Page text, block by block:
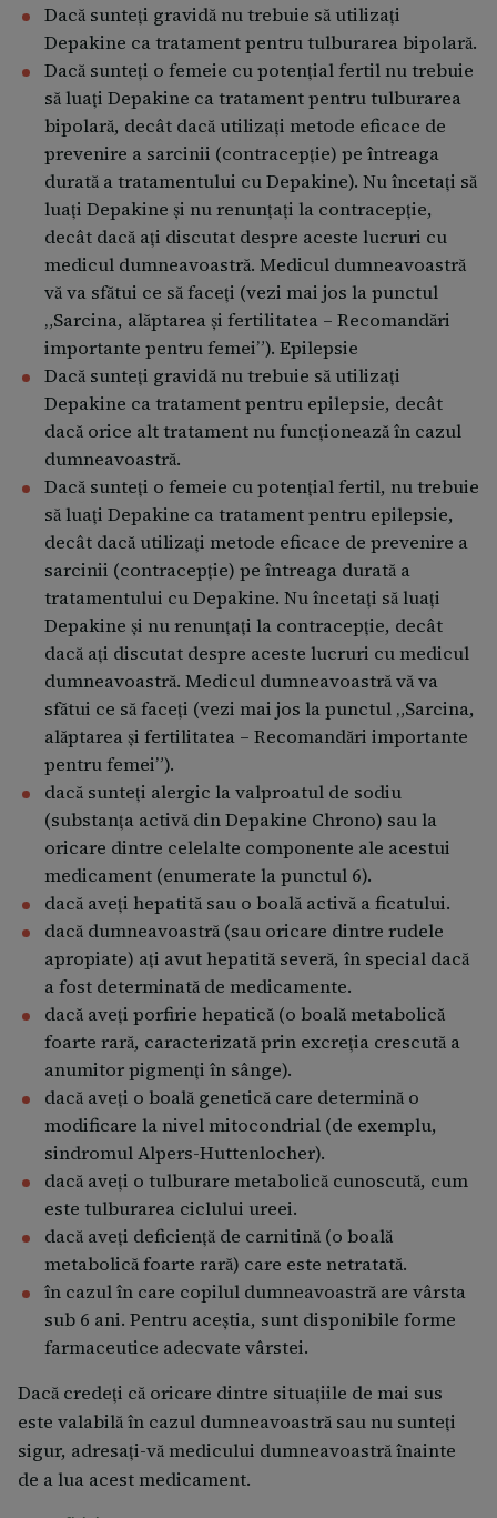
necesară modificarea dozei recomandate pentru
dumneavoastră.
Doza este stabilită de către medic, în mod individual,
pentru fiecare pacient în parte.
Epilepsie Doza uzuală zilnică recomandată poate
varia în funcţie de vârstă, greutate şi severitatea
convulsiilor. Doza uzuală recomandată la adulţi este
de 20-30 mg valproat de sodiu/kg şi zi. La majoritatea
pacienţilor, aceasta corespunde la 4-10 comprimate
cu eliberare prelungită Depakine Chrono 300 mg,
administrată divizat în 1-2 prize zilnice. Episodul
maniacal Doza zilnică trebuie stabilită şi controlată în
mod individual de către medicul dumneavoastră.
Doza iniţială Doza iniţială zilnică recomandată este de
750 mg. Doza medie zilnică Dozele zilnice
recomandate sunt cuprinse, de obicei, între 1000 mg
şi 2000 mg.
Pacienți cu afecțiuni ale rinichilor Medicul
dumneavoastră poate decide să vă ajusteze doza.
Utilizarea la copii De asemenea, comprimatele cu
eliberare prelungită pot fi administrate la copii cu
vârsta de minim 6 ani. Doza uzuală recomandată la
copii cu vârsta de minim 6 ani este de aproximativ 30
mg valproat de sodiu/kg şi zi.
Comprimatul cu eliberare prelungită poate fi divizat
în doze egale, dar nu trebuie mestecat sau sfărâmat.
Nu trebuie să întrerupeţi tratamentul fără să discutaţi
cu medicul dumneavoastră. Altfel, boala
dumneavoastră se poate agrava.
Luaţi Depakine Chrono atât timp cât v-a recomandat
medicul dumneavoastră.
Instrucţiuni pentru utilizare Comprimatele cu
eliberare prelungită sunt disponibile în flacoane, iar
în compartimentul mic de la nivelul capacului se pot
păstra jumătăţile de comprimat. Deoarece
comprimatele cu eliberare prelungită se degradează
la umiditate, flaconul are un capac care trebuie
menţinut bine închis.
Dacă luaţi mai mult Depakine Chrono decât trebuie O
doză mai mare decât cea recomandată de Depakine
Chrono poate fi periculoasă. Dacă aţi luat prea mult
din acest medicament, adresaţi-vă imediat medicului
urgenţă al celui mai apropiat spital.
Dacă uitaţi să luaţi Depakine Chrono Nu luaţi o doză
dublă pentru a compensa doza uitată. Continuaţi să
Dacă sunteți gravidă nu trebuie să utilizați
Depakine ca tratament pentru tulburarea bipolară.
Dacă sunteți o femeie cu potențial fertil nu trebuie
să luați Depakine ca tratament pentru tulburarea
bipolară, decât dacă utilizați metode eficace de
prevenire a sarcinii (contracepție) pe întreaga
durată a tratamentului cu Depakine). Nu încetați să
luați Depakine și nu renunțați la contracepție,
decât dacă ați discutat despre aceste lucruri cu
medicul dumneavoastră. Medicul dumneavoastră
vă va sfătui ce să faceți (vezi mai jos la punctul
„Sarcina, alăptarea și fertilitatea – Recomandări
importante pentru femei”). Epilepsie
Dacă sunteți gravidă nu trebuie să utilizați
Depakine ca tratament pentru epilepsie, decât
dacă orice alt tratament nu funcționează în cazul
dumneavoastră.
Dacă sunteți o femeie cu potențial fertil, nu trebuie
să luați Depakine ca tratament pentru epilepsie,
decât dacă utilizați metode eficace de prevenire a
sarcinii (contracepție) pe întreaga durată a
tratamentului cu Depakine. Nu încetați să luați
Depakine și nu renunțați la contracepție, decât
dacă ați discutat despre aceste lucruri cu medicul
dumneavoastră. Medicul dumneavoastră vă va
sfătui ce să faceți (vezi mai jos la punctul „Sarcina,
alăptarea și fertilitatea – Recomandări importante
pentru femei”).
dacă sunteţi alergic la valproatul de sodiu
(substanţa activă din Depakine Chrono) sau la
oricare dintre celelalte componente ale acestui
medicament (enumerate la punctul 6).
dacă aveţi hepatită sau o boală activă a ficatului.
dacă dumneavoastră (sau oricare dintre rudele
apropiate) aţi avut hepatită severă, în special dacă
a fost determinată de medicamente.
dacă aveţi porfirie hepatică (o boală metabolică
foarte rară, caracterizată prin excreţia crescută a
anumitor pigmenţi în sânge).
dacă aveţi o boală genetică care determină o
modificare la nivel mitocondrial (de exemplu,
sindromul Alpers-Huttenlocher).
dacă aveţi o tulburare metabolică cunoscută, cum
este tulburarea ciclului ureei.
dacă aveți deficiență de carnitină (o boală
metabolică foarte rară) care este netratată.
în cazul în care copilul dumneavoastră are vârsta
sub 6 ani. Pentru aceştia, sunt disponibile forme
farmaceutice adecvate vârstei.
Dacă credeţi că oricare dintre situaţiile de mai sus
este valabilă în cazul dumneavoastră sau nu sunteţi
sigur, adresaţi-vă medicului dumneavoastră înainte
de a lua acest medicament.